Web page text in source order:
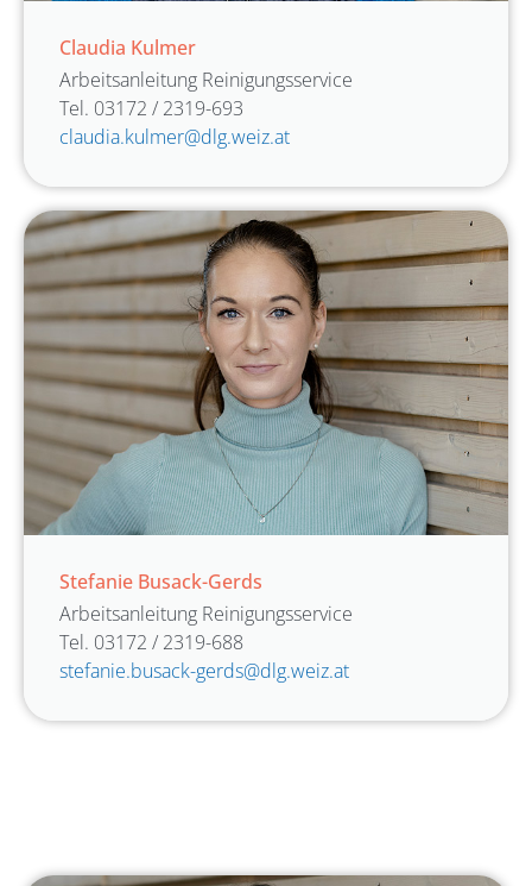
Claudia Kulmer
Arbeitsanleitung Reinigungsservice
Tel. 03172 / 2319-693
claudia.kulmer@dlg.weiz.at
Stefanie Busack-Gerds
Arbeitsanleitung Reinigungsservice
Tel. 03172 / 2319-688
stefanie.busack-gerds@dlg.weiz.at